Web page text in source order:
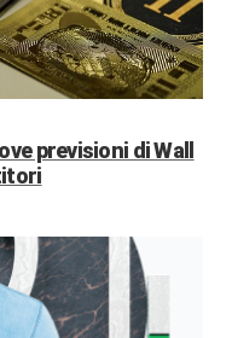
previsioni di Wall